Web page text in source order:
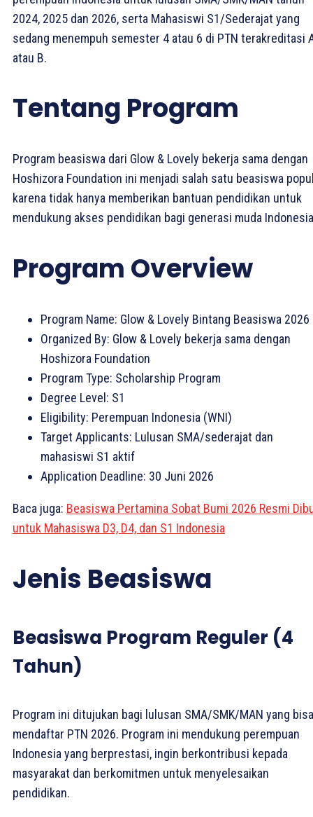
2024, 2025 dan 2026, serta Mahasiswi S1/Sederajat yang
sedang menempuh semester 4 atau 6 di PTN terakreditasi
atau B.
Tentang Program
Program beasiswa dari Glow & Lovely bekerja sama dengan
Hoshizora Foundation ini menjadi salah satu beasiswa
karena tidak hanya memberikan bantuan pendidikan untuk
mendukung akses pendidikan bagi generasi muda
Program Overview
Program Name: Glow & Lovely Bintang Beasiswa 2026
Organized By: Glow & Lovely bekerja sama dengan
Hoshizora Foundation
Program Type: Scholarship Program
Degree Level: S1
Eligibility: Perempuan Indonesia (WNI)
Target Applicants: Lulusan SMA/sederajat dan
mahasiswi S1 aktif
Application Deadline: 30 Juni 2026
Baca juga: Beasiswa Pertamina Sobat Bumi 2026 Resmi
untuk Mahasiswa D3, D4, dan S1 Indonesia
Jenis Beasiswa
Beasiswa Program Reguler (4
Tahun)
Program ini ditujukan bagi lulusan SMA/SMK/MAN yang bisa
mendaftar PTN 2026. Program ini mendukung perempuan
Indonesia yang berprestasi, ingin berkontribusi kepada
masyarakat dan berkomitmen untuk menyelesaikan
pendidikan.